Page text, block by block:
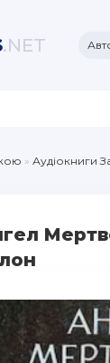
.NET
» Аудіокниги